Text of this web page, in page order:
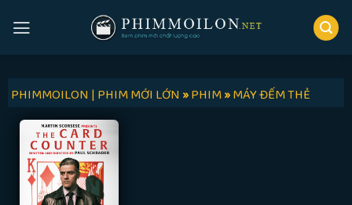
PHIMMOILON | PHIM MỚI LỚN»PHIM»MÁY ĐẾM THẺ